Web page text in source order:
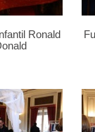
Ronald